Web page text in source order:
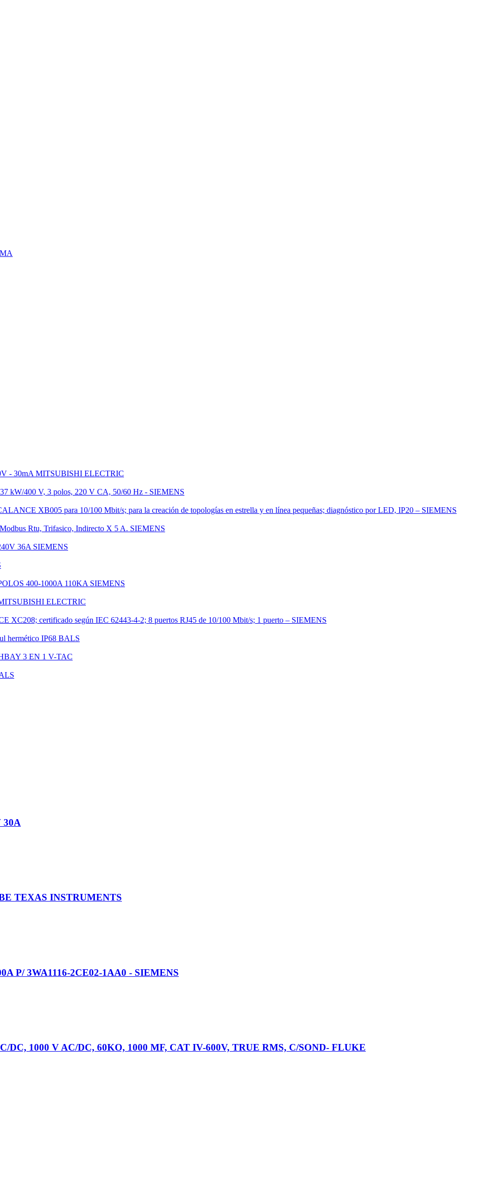
- 30mA MITSUBISHI ELECTRIC
kW/400 V, 3 polos, 220 V CA, 50/60 Hz - SIEMENS
XB005 para 10/100 Mbit/s; para la creación de topologías en estrella y en línea pequeñas; diagnóstico por LED, IP20 – SIEMENS
Rtu, Trifasico, Indirecto X 5 A. SIEMENS
36A SIEMENS
400-1000A 110KA SIEMENS
ELECTRIC
XC208; certificado según IEC 62443-4-2; 8 puertos RJ45 de 10/100 Mbit/s; 1 puerto – SIEMENS
hermético IP68 BALS
3 EN 1 V-TAC
30A
TEXAS INSTRUMENTS
P/ 3WA1116-2CE02-1AA0 - SIEMENS
DC, 1000 V AC/DC, 60KO, 1000 ΜF, CAT IV-600V, TRUE RMS, C/SOND- FLUKE